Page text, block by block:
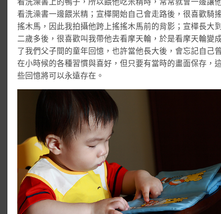
看洗澡書一邊餵米精；宣樺開始自己會走路後，很喜歡騎
搖木馬，因此我拍攝他跨上搖搖木馬前的背影；宣樺長大
二歲多後，很喜歡叫我帶他去看摩天輪，於是看摩天輪變
了我們父子間的童年回憶，也許當他長大後，會忘記自己
在小時候的各種習慣與喜好，但只要有當時的畫面保存，
些回憶將可以永遠存在。